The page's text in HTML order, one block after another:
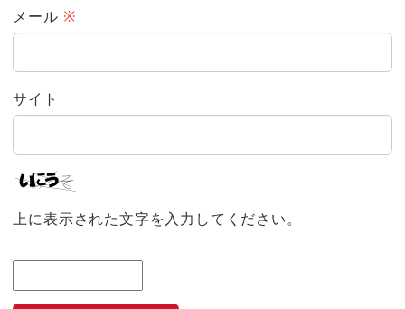
メール ※
サイト
上に表示された文字を入力してください。